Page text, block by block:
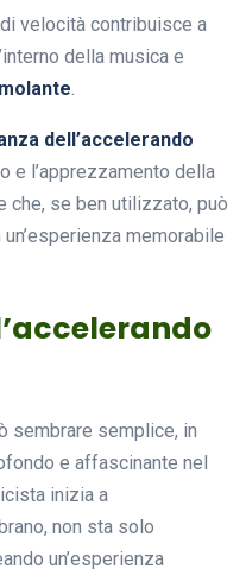
velocità contribuisce a
della musica e
.
dell’accelerando
e l’apprezzamento della
che, se ben utilizzato, può
memorabile
sembrare semplice, in
e affascinante nel
inizia a
non sta solo
un’esperienza